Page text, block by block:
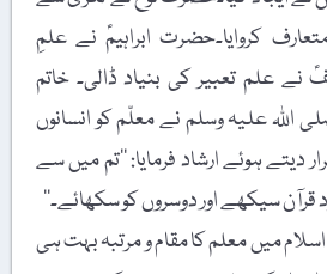
کروایا۔حضرت ابراہیمؑ نے علمِ
نے علم تعبیر کی بنیاد ڈالی۔ خاتم
اللہ علیہ وسلم نے معلّم کو انسانوں
ہوئے ارشاد فرمایا: ’’تم میں سے
سیکھے اور دوسروں کو سکھائے۔‘‘
میں معلم کا مقام و مرتبہ بہت ہی